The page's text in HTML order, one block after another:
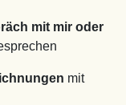
mit mir oder
mit